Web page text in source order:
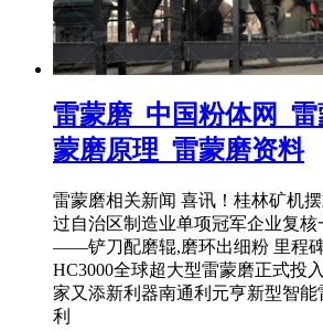
雷蒙磨_中国粉体网_
蒙磨原理_雷蒙磨资料
雷蒙磨相关新闻 喜讯！桂林矿机
过自治区制造业单项冠军企业复核
——铲刀配磨辊,磨环出细粉 里程
HC3000全球超大型雷蒙磨正式投
家又添新利器南通利元亨新型智
利